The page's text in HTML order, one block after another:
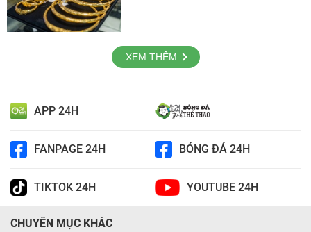
XEM THÊM
APP 24H
FANPAGE 24H BÓNG ĐÁ 24H
TIKTOK 24H YOUTUBE 24H
CHUYÊN MỤC KHÁC